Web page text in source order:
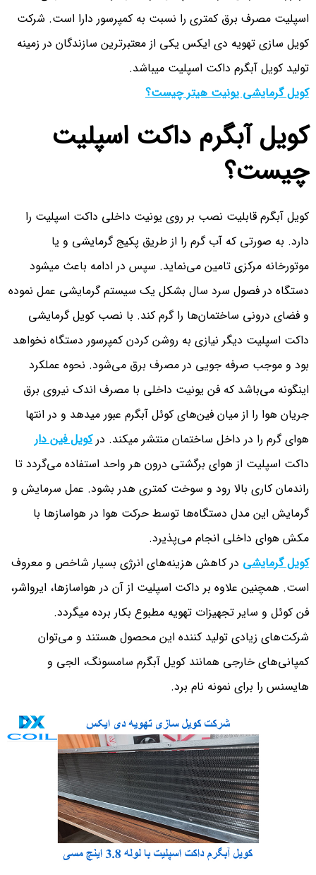
اسپلیت مصرف برق کمتری را نسبت به کمپرسور دارا است. شرکت
کویل سازی تهویه دی ایکس یکی از معتبرترین سازندگان در زمینه
تولید کویل آبگرم داکت اسپلیت میباشد.
کویل گرمایشی یونیت هیتر چیست؟
کویل آبگرم داکت اسپلیت
چیست؟
کویل آبگرم قابلیت نصب بر روی یونیت داخلی داکت اسپلیت را
دارد. به صورتی که آب گرم را از طریق پکیج گرمایشی و یا
موتورخانه مرکزی تامین می‌نماید. سپس در ادامه باعث میشود
دستگاه در فصول سرد سال بشکل یک سیستم گرمایشی عمل نموده
و فضای درونی ساختمان‌ها را گرم کند. با نصب کویل گرمایشی
داکت اسپلیت دیگر نیازی به روشن کردن کمپرسور دستگاه نخواهد
بود و موجب صرفه جویی در مصرف برق می‌شود. نحوه عملکرد
اینگونه می‌باشد که فن یونیت داخلی با مصرف اندک نیروی برق
جریان هوا را از میان فین‌های کوئل آبگرم عبور میدهد و در انتها
هوای گرم را در داخل ساختمان منتشر میکند. درکویل فین دار
داکت اسپلیت از هوای برگشتی درون هر واحد استفاده می‌گردد تا
راندمان کاری بالا رود و سوخت کمتری هدر بشود. عمل سرمایش و
گرمایش این مدل دستگاه‌ها توسط حرکت هوا در هواسازها با
مکش هوای داخلی انجام می‌پذیرد.
کویل گرمایشی در کاهش هزینه‌های انرژی بسیار شاخص و معروف
است. همچنین علاوه بر داکت اسپلیت از آن در هواسازها، ایرواشر،
فن کوئل و سایر تجهیزات تهویه مطبوع بکار برده میگردد.
شرکت‌های زیادی تولید کننده این محصول هستند و می‌توان
کمپانی‌های خارجی همانند کویل آبگرم سامسونگ، الجی و
هایسنس را برای نمونه نام برد.